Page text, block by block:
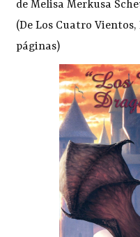
de Melisa Merkusa
(De Los Cuatro Vientos,
páginas)